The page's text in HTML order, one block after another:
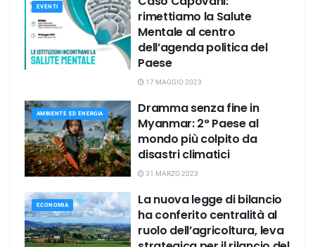
EVENTI
rimettiamo la Salute
Mentale al centro
dell’agenda politica del
Paese
17 MAGGIO 2023
AMBIENTE ED ENERGIA
Dramma senza fine in
Myanmar: 2° Paese al
mondo più colpito da
disastri climatici
31 MARZO 2023
ECONOMIA
La nuova legge di bilancio
ha conferito centralità al
ruolo dell’agricoltura, leva